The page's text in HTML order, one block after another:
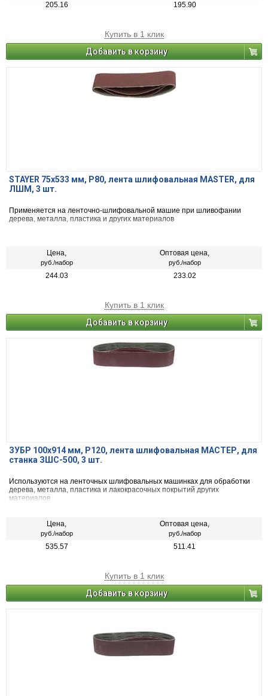
205.16 195.90
Купить в 1 клик
Добавить в корзину
STAYER 75х533 мм, P80, лента шлифовальная MASTER, для
ЛШМ, 3 шт.
Применяется на ленточно-шлифовальной машие при шливофании
дерева, металла, пластика и других материалов
Цена,
руб./набор
Оптовая цена,
руб./набор
244.03 233.02
Купить в 1 клик
Добавить в корзину
ЗУБР 100х914 мм, P120, лента шлифовальная МАСТЕР, для
станка ЗШС-500, 3 шт.
Используются на ленточных шлифовальных машинках для обработки
дерева, металла, пластика и лакокрасочных покрытий других
материалов
Цена,
руб./набор
Оптовая цена,
руб./набор
535.57 511.41
Купить в 1 клик
Добавить в корзину